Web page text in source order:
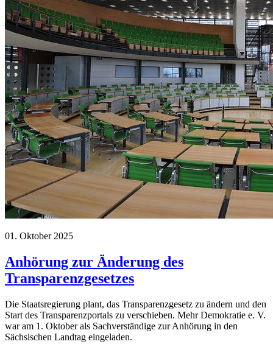
01. Oktober 2025
Anhörung zur Änderung des
Transparenzgesetzes
Die Staatsregierung plant, das Transparenzgesetz zu ändern und den
Start des Transparenzportals zu verschieben. Mehr Demokratie e. V.
war am 1. Oktober als Sachverständige zur Anhörung in den
Sächsischen Landtag eingeladen.